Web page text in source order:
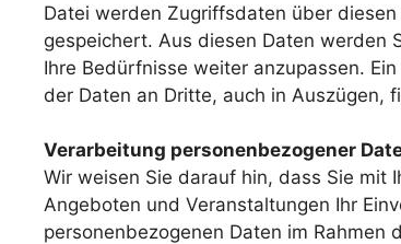
Datei werden Zugriffsdaten über
gespeichert. Aus diesen Daten werden
Ihre Bedürfnisse weiter anzupassen.
der Daten an Dritte, auch in Auszügen,
Verarbeitung personenbezogener
Wir weisen Sie darauf hin, dass Sie mit
Angeboten und Veranstaltungen Ihr
personenbezogenen Daten im